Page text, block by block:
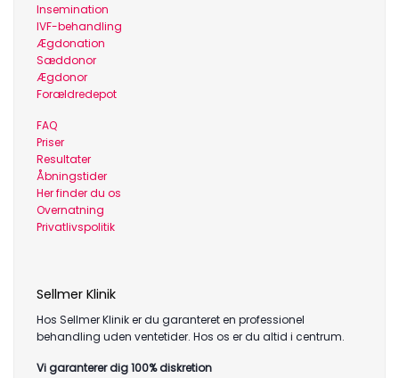
Insemination
IVF-behandling
Ægdonation
Sæddonor
Ægdonor
Forældredepot
FAQ
Priser
Resultater
Åbningstider
Her finder du os
Overnatning
Privatlivspolitik
Sellmer Klinik
Hos Sellmer Klinik er du garanteret en professionel
behandling uden ventetider. Hos os er du altid i centrum.
Vi garanterer dig 100% diskretion